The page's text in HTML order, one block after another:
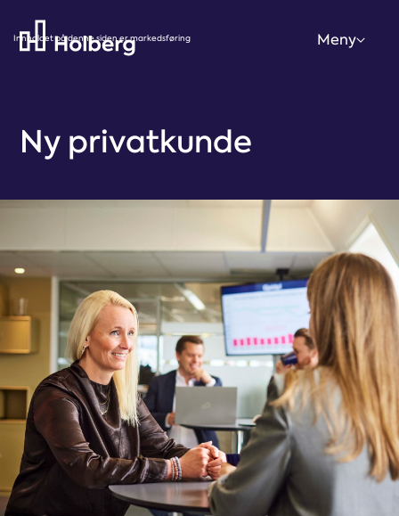
Innholdet på denne siden er markedsføring Meny
Ny privatkunde